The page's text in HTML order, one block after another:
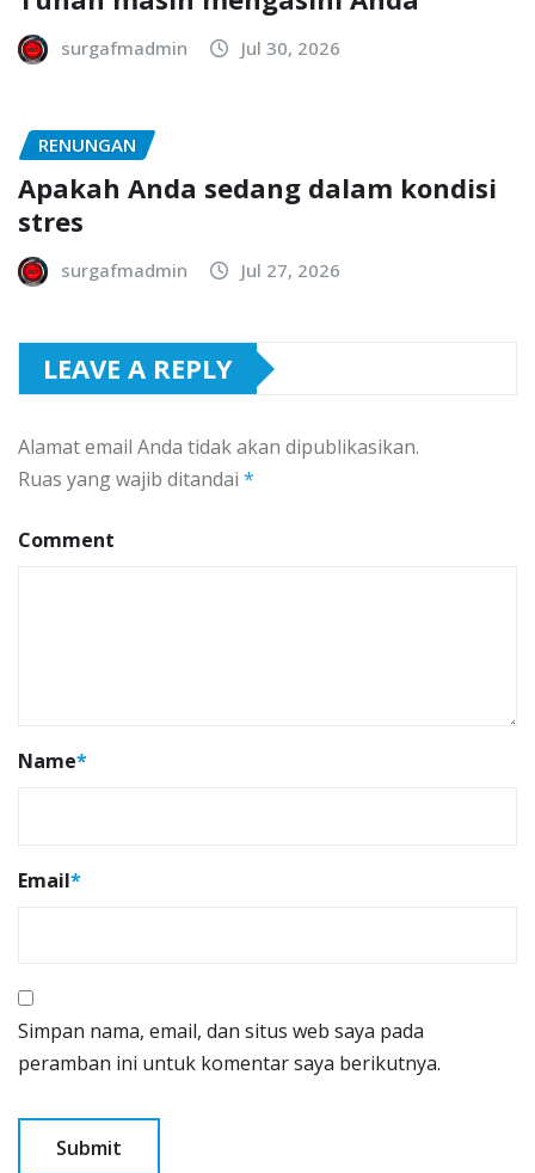
surgafmadmin Jul 30, 2026
RENUNGAN
Apakah Anda sedang dalam kondisi
stres
surgafmadmin Jul 27, 2026
LEAVE A REPLY
Alamat email Anda tidak akan dipublikasikan.
Ruas yang wajib ditandai *
Comment
Name*
Email*
Simpan nama, email, dan situs web saya pada
peramban ini untuk komentar saya berikutnya.